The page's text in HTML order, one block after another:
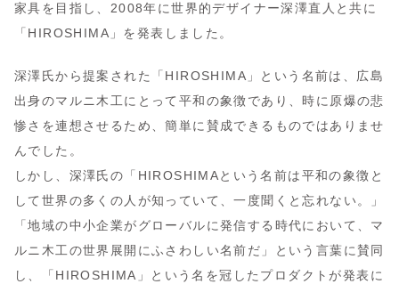
家具を目指し、2008年に世界的デザイナー深澤直人と共に
「HIROSHIMA」を発表しました。
深澤氏から提案された「HIROSHIMA」という名前は、広島
出身のマルニ木工にとって平和の象徴であり、時に原爆の悲
惨さを連想させるため、簡単に賛成できるものではありませ
んでした。
しかし、深澤氏の「HIROSHIMAという名前は平和の象徴と
して世界の多くの人が知っていて、一度聞くと忘れない。」
「地域の中小企業がグローバルに発信する時代において、マ
ルニ木工の世界展開にふさわしい名前だ」という言葉に賛同
し、「HIROSHIMA」という名を冠したプロダクトが発表に